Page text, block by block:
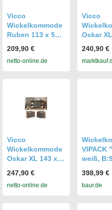
Vicco
Wickelkommode
Ruben 113 x 53
Wickeltisch inkl.
Wickelauflage
209,90 €
netto-online.de
Vicco
Oskar
Grau,
240,90 €
Vicco
Wickelkommode
Oskar XL 143 x
Anthrazit, inkl.
Wickelauflage
247,90 €
netto-online.de
VIPACK
weiß,
398,99 €
baur.de